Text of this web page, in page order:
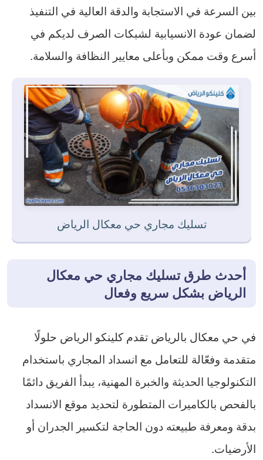
بين السرعة في الاستجابة والدقة العالية في التنفيذ
لضمان عودة الانسيابية لشبكات الصرف لديكم في
أسرع وقت ممكن وبأعلى معايير النظافة والسلامة.
تسليك مجاري حي معكال الرياض
أحدث طرق تسليك مجاري حي معكال
الرياض بشكل سريع وفعال
في حي معكال بالرياض تقدم كلينكو الرياض حلولًا
متقدمة وفعّالة للتعامل مع انسداد المجاري باستخدام
التكنولوجيا الحديثة والخبرة المهنية، يبدأ الفريق دائمًا
بالفحص بالكاميرات المتطورة لتحديد موقع الانسداد
بدقة ومعرفة طبيعته دون الحاجة لتكسير الجدران أو
الأرضيات.